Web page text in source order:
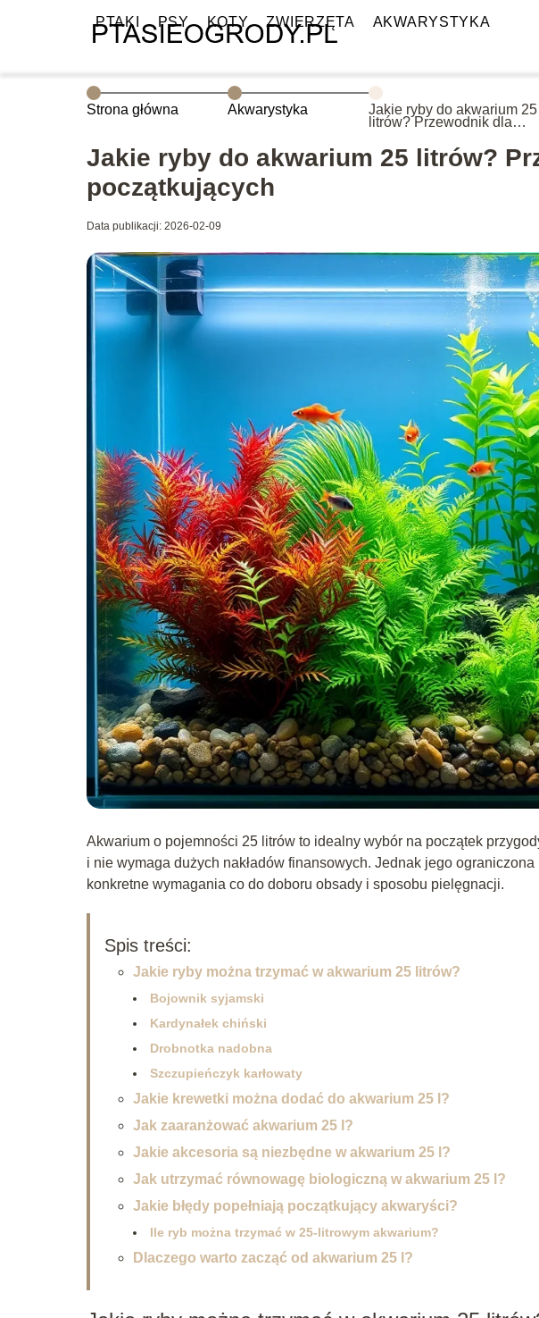
PTAKI PSY KOTY ZWIERZĘTA AKWARYSTYKA
Strona główna Akwarystyka
Jakie ryby do akwarium 25
litrów? Przewodnik dla
Jakie ryby do akwarium 25 litrów?
początkujących
Data publikacji: 2026-02-09
Akwarium o pojemności 25 litrów to idealny wybór na początek
i nie wymaga dużych nakładów finansowych. Jednak jego
konkretne wymagania co do doboru obsady i sposobu pielęgnacji.
Spis treści:
Jakie ryby można trzymać w akwarium 25 litrów?
Bojownik syjamski
Kardynałek chiński
Drobnotka nadobna
Szczupieńczyk karłowaty
Jakie krewetki można dodać do akwarium 25 l?
Jak zaaranżować akwarium 25 l?
Jakie akcesoria są niezbędne w akwarium 25 l?
Jak utrzymać równowagę biologiczną w akwarium 25 l?
Jakie błędy popełniają początkujący akwaryści?
Ile ryb można trzymać w 25-litrowym akwarium?
Dlaczego warto zacząć od akwarium 25 l?